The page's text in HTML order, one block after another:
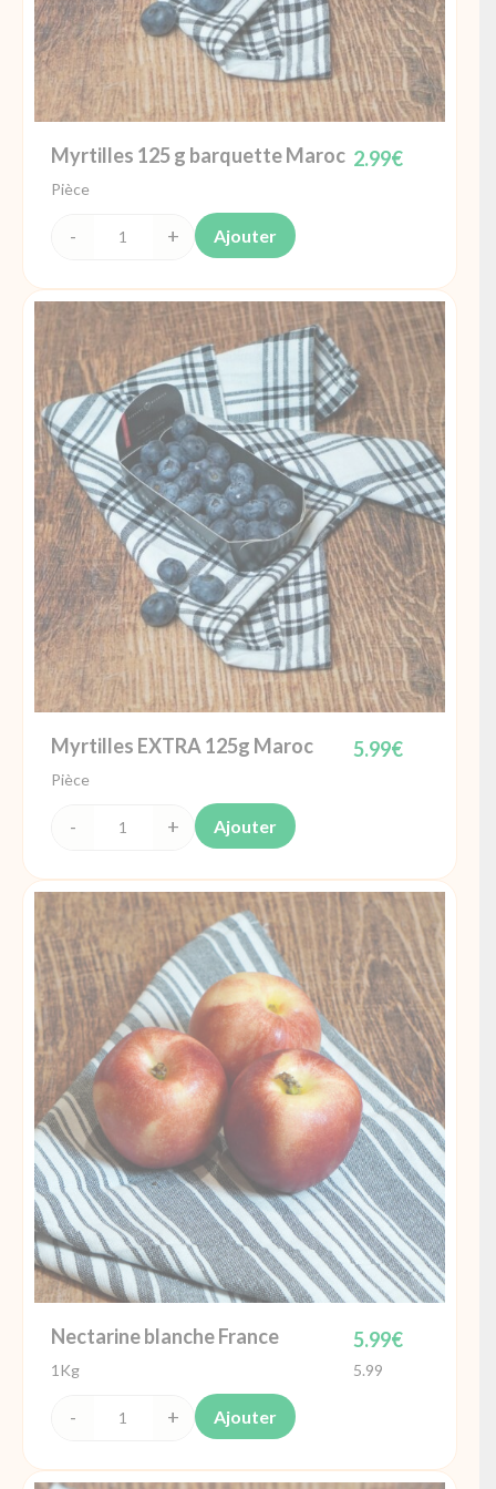
Myrtilles 125 g barquette Maroc 2.99€
Pièce
quantité
Myrtilles
125
g
barquette
Maroc
Ajouter
Myrtilles EXTRA 125g Maroc 5.99€
Pièce
quantité
Myrtilles
EXTRA
125g
Maroc
Ajouter
Nectarine blanche France 5.99€
1Kg 5.99
quantité
Ajouter